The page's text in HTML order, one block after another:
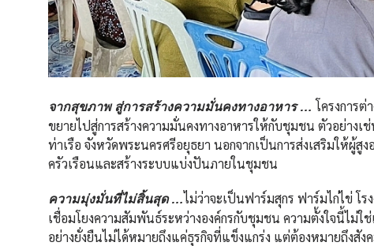
จากสุขภาพ สู่การสร้างความมั่นคงทางอาหาร … โครงการ
ขยายไปสู่การสร้างความมั่นคงทางอาหารให้กับชุมชน ตัวอย่างเ
ท่าเรือ จังหวัดพระนครศรีอยุธยา นอกจากเป็นการส่งเสริมให้ผู้สู
ครัวเรือนและสร้างระบบแบ่งปันภายในชุมชน
ความมุ่งมั่นที่ไม่สิ้นสุด …ไม่ว่าจะเป็นฟาร์มสุกร ฟาร์มไก่ไข่
เชื่อมโยงความสัมพันธ์ระหว่างองค์กรกับชุมชน ความตั้งใจนี้ไม่
อย่างยั่งยืนไม่ได้หมายถึงแค่ธุรกิจที่แข็งแกร่ง แต่ต้องหมายถึงสั